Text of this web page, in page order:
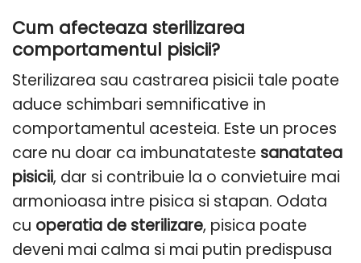
Cum afecteaza sterilizarea
comportamentul pisicii?
Sterilizarea sau castrarea pisicii tale poate
aduce schimbari semnificative in
comportamentul acesteia. Este un proces
care nu doar ca imbunatateste sanatatea
pisicii, dar si contribuie la o convietuire mai
armonioasa intre pisica si stapan. Odata
cu operatia de sterilizare, pisica poate
deveni mai calma si mai putin predispusa